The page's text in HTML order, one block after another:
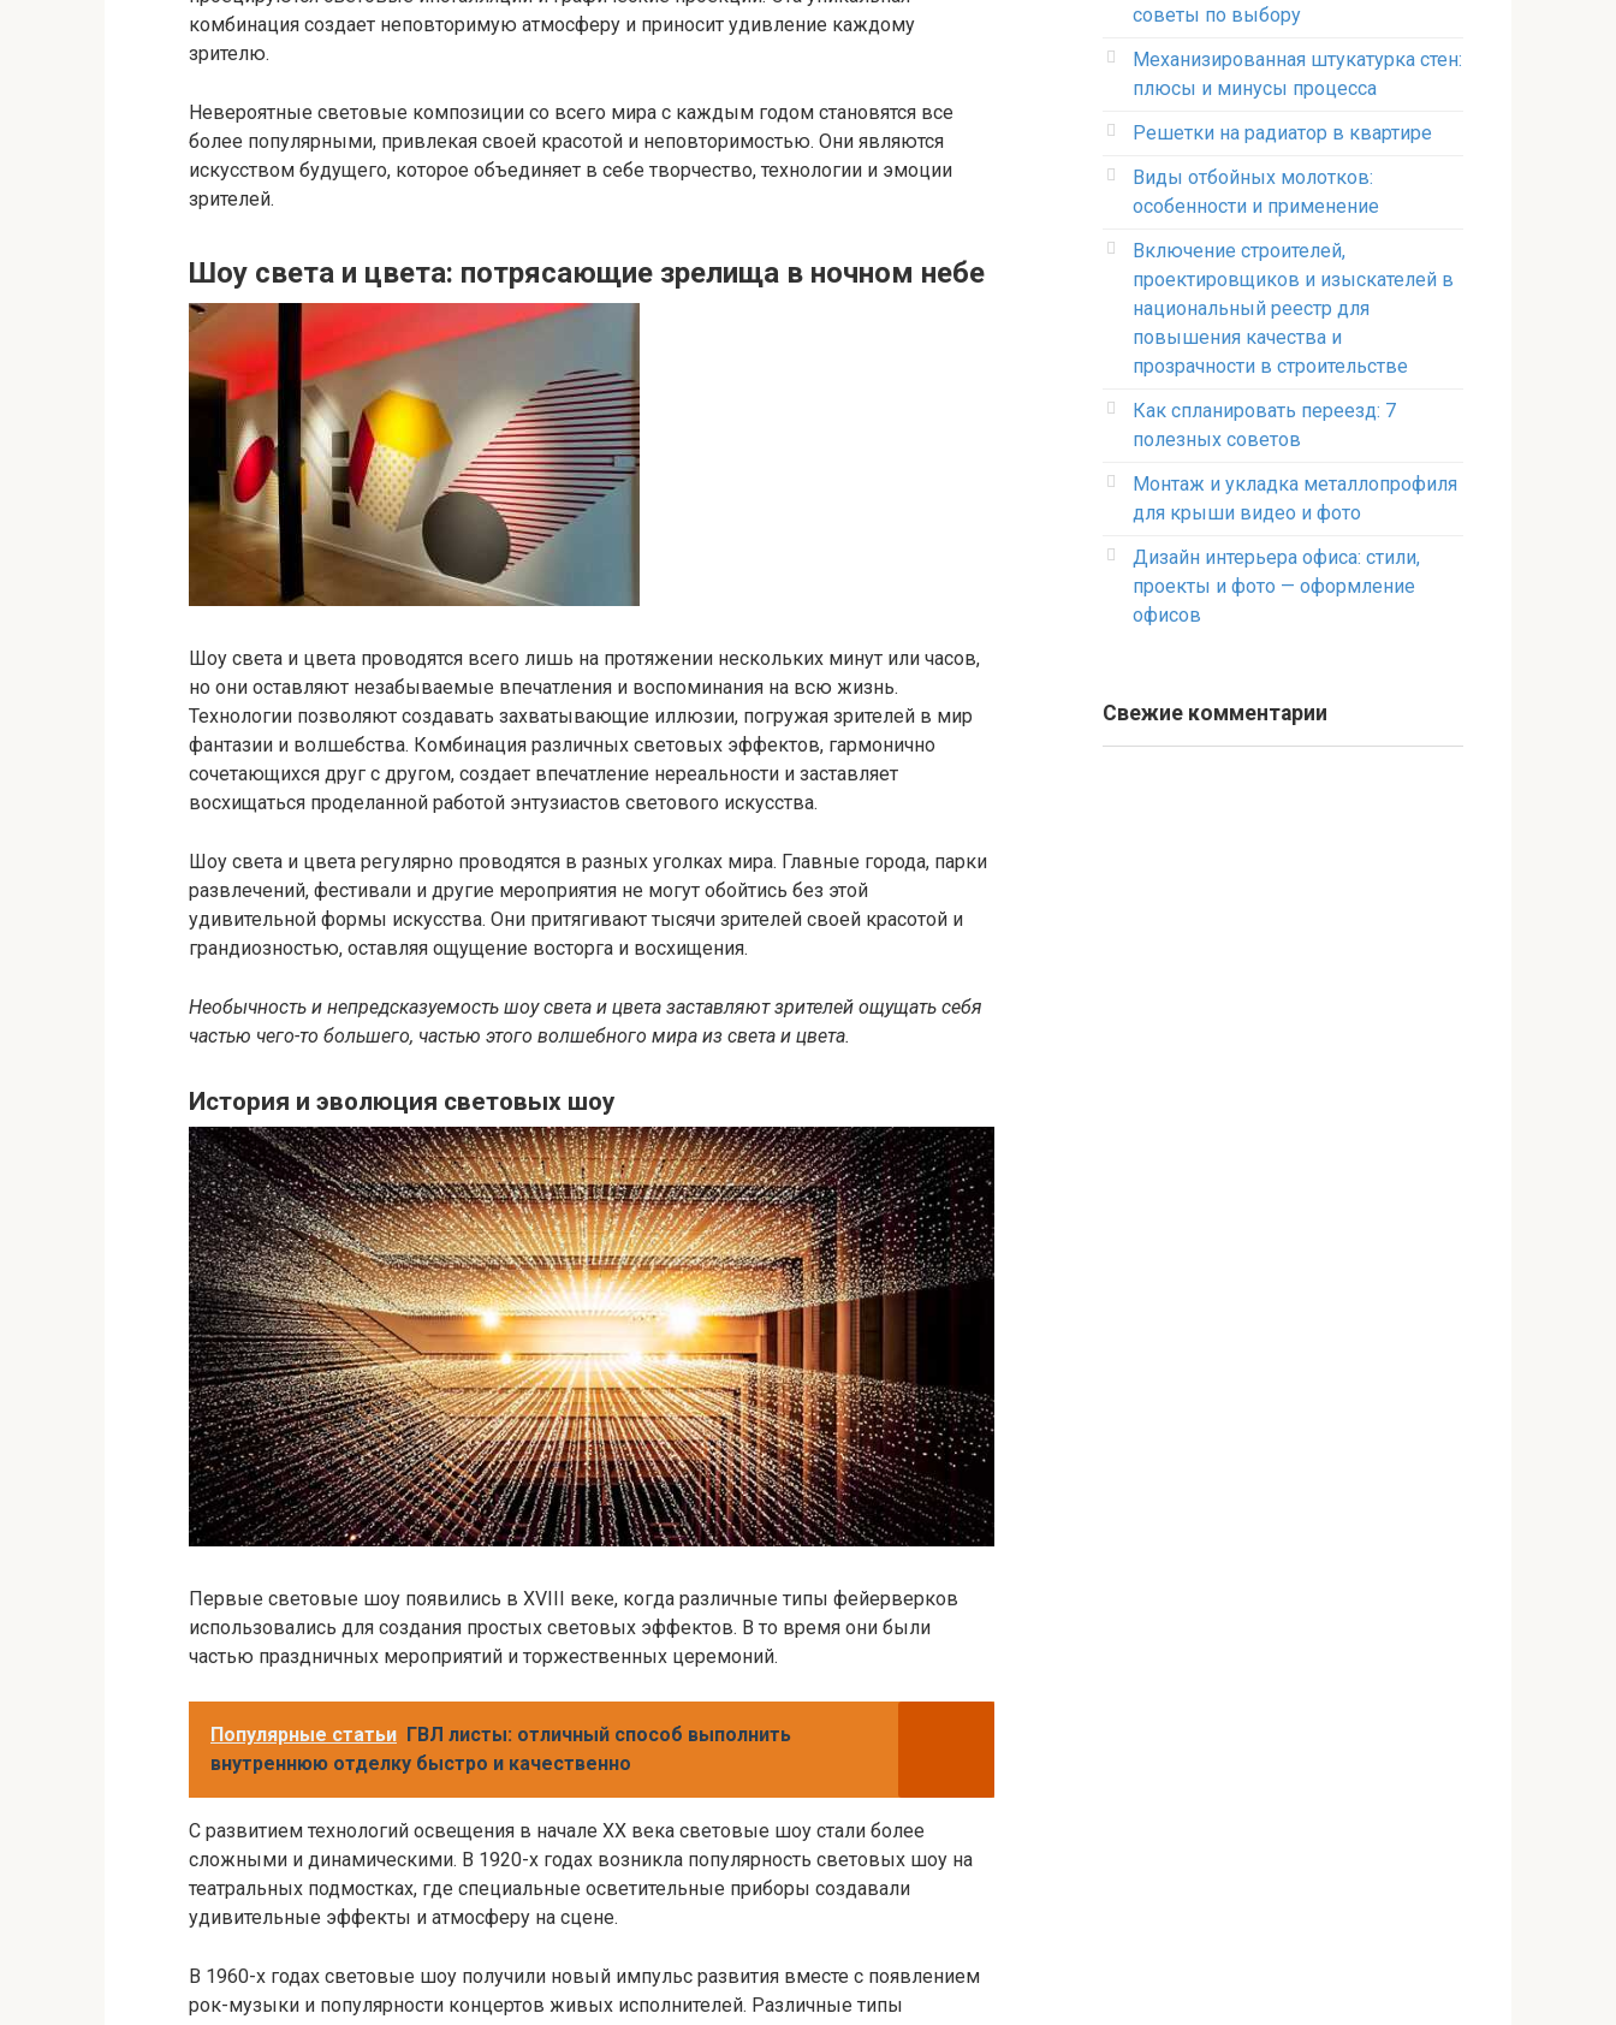
комбинация создает неповторимую атмосферу и приносит удивление каждому
зрителю.
Невероятные световые композиции со всего мира с каждым годом становятся все
более популярными, привлекая своей красотой и неповторимостью. Они являются
искусством будущего, которое объединяет в себе творчество, технологии и эмоции
зрителей.
Шоу света и цвета: потрясающие зрелища в ночном небе
Шоу света и цвета проводятся всего лишь на протяжении нескольких минут или часов,
но они оставляют незабываемые впечатления и воспоминания на всю жизнь.
Технологии позволяют создавать захватывающие иллюзии, погружая зрителей в мир
фантазии и волшебства. Комбинация различных световых эффектов, гармонично
сочетающихся друг с другом, создает впечатление нереальности и заставляет
восхищаться проделанной работой энтузиастов светового искусства.
Шоу света и цвета регулярно проводятся в разных уголках мира. Главные города, парки
развлечений, фестивали и другие мероприятия не могут обойтись без этой
удивительной формы искусства. Они притягивают тысячи зрителей своей красотой и
грандиозностью, оставляя ощущение восторга и восхищения.
Необычность и непредсказуемость шоу света и цвета заставляют зрителей ощущать себя
частью чего-то большего, частью этого волшебного мира из света и цвета.
История и эволюция световых шоу
Первые световые шоу появились в XVIII веке, когда различные типы фейерверков
использовались для создания простых световых эффектов. В то время они были
частью праздничных мероприятий и торжественных церемоний.
Популярные статьи ГВЛ листы: отличный способ выполнить
внутреннюю отделку быстро и качественно
С развитием технологий освещения в начале XX века световые шоу стали более
сложными и динамическими. В 1920-х годах возникла популярность световых шоу на
театральных подмостках, где специальные осветительные приборы создавали
удивительные эффекты и атмосферу на сцене.
В 1960-х годах световые шоу получили новый импульс развития вместе с появлением
рок-музыки и популярности концертов живых исполнителей. Различные типы
советы по выбору
Механизированная штукатурка стен:
плюсы и минусы процесса
Решетки на радиатор в квартире
Виды отбойных молотков:
особенности и применение
Включение строителей,
проектировщиков и изыскателей в
национальный реестр для
повышения качества и
прозрачности в строительстве
Как спланировать переезд: 7
полезных советов
Монтаж и укладка металлопрофиля
для крыши видео и фото
Дизайн интерьера офиса: стили,
проекты и фото — оформление
офисов
Свежие комментарии